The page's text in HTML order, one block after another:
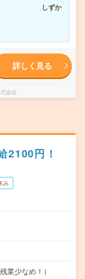
しずか
詳しく見る
会社
2100円！
み
業少なめ！）